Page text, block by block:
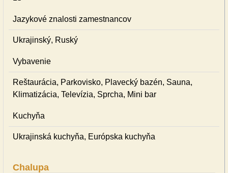
Jazykové znalosti zamestnancov
Ukrajinský, Ruský
Vybavenie
Reštaurácia, Parkovisko, Plavecký bazén, Sauna,
Klimatizácia, Televízia, Sprcha, Mini bar
Kuchyňa
Ukrajinská kuchyňa, Európska kuchyňa
Chalupa